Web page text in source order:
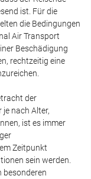
ist. Für die
die Bedingungen
Air Transport
Beschädigung
rechtzeitig eine
der
nach Alter,
ist es immer
Zeitpunkt
sein werden.
besonderen